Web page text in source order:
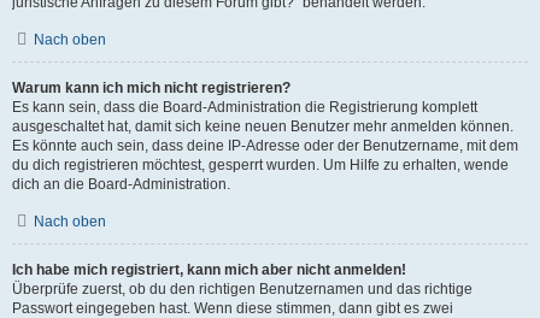
Nach oben
Warum kann ich mich nicht registrieren?
Es kann sein, dass die Board-Administration die Registrierung komplett
ausgeschaltet hat, damit sich keine neuen Benutzer mehr anmelden können.
Es könnte auch sein, dass deine IP-Adresse oder der Benutzername, mit dem
du dich registrieren möchtest, gesperrt wurden. Um Hilfe zu erhalten, wende
dich an die Board-Administration.
Nach oben
Ich habe mich registriert, kann mich aber nicht anmelden!
Überprüfe zuerst, ob du den richtigen Benutzernamen und das richtige
Passwort eingegeben hast. Wenn diese stimmen, dann gibt es zwei